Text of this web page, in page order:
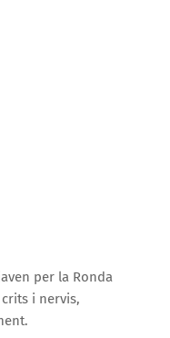
per la Ronda
i nervis,